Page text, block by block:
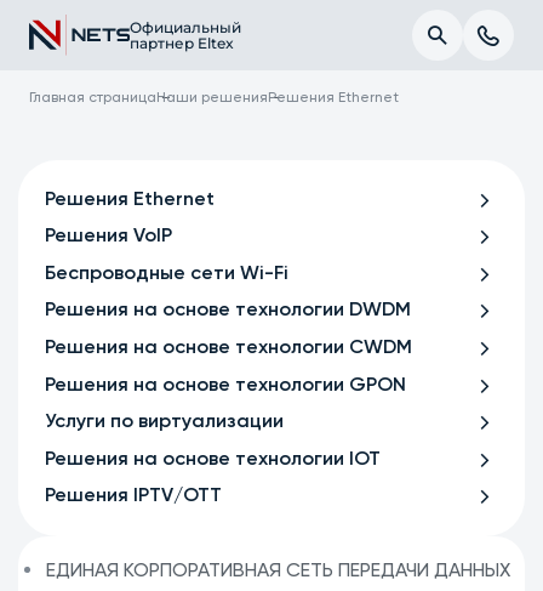
Официальный
партнер Eltex
Главная страница Наши решения Решения Ethernet
Решения Ethernet
Решения VoIP
Беспроводные сети Wi-Fi
Решения на основе технологии DWDM
Решения на основе технологии CWDM
Решения на основе технологии GPON
Услуги по виртуализации
Решения на основе технологии IOT
Решения IPTV/OTT
ЕДИНАЯ КОРПОРАТИВНАЯ СЕТЬ ПЕРЕДАЧИ ДАННЫХ